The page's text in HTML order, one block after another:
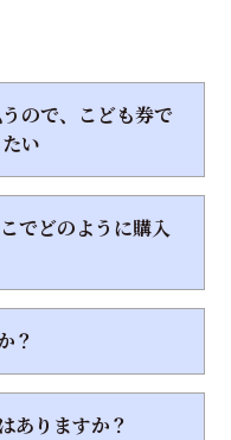
ので、こども券で
い
でどのように購入
？
ありますか？